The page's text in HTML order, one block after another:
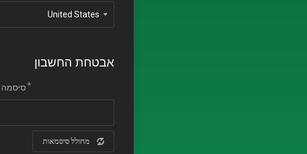
אבטחת החשבון
סיסמה
מחולל סיסמאות